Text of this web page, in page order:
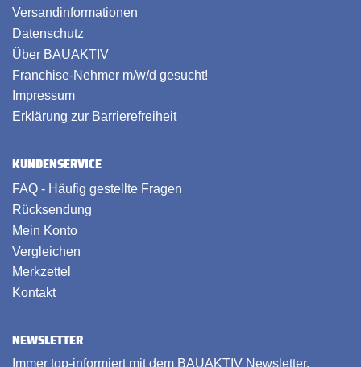
Versandinformationen
Datenschutz
Über BAUAKTIV
Franchise-Nehmer m/w/d gesucht!
Impressum
Erklärung zur Barrierefreiheit
KUNDENSERVICE
FAQ - Häufig gestellte Fragen
Rücksendung
Mein Konto
Vergleichen
Merkzettel
Kontakt
NEWSLETTER
Immer top-informiert mit dem BAUAKTIV Newsletter.